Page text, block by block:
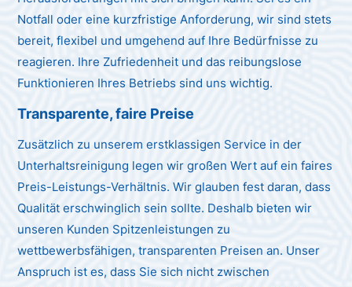
Notfall oder eine kurzfristige Anforderung, wir sind stets
bereit, flexibel und umgehend auf Ihre Bedürfnisse zu
reagieren. Ihre Zufriedenheit und das reibungslose
Funktionieren Ihres Betriebs sind uns wichtig.
Transparente, faire Preise
Zusätzlich zu unserem erstklassigen Service in der
Unterhaltsreinigung legen wir großen Wert auf ein faires
Preis-Leistungs-Verhältnis. Wir glauben fest daran, dass
Qualität erschwinglich sein sollte. Deshalb bieten wir
unseren Kunden Spitzenleistungen zu
wettbewerbsfähigen, transparenten Preisen an. Unser
Anspruch ist es, dass Sie sich nicht zwischen